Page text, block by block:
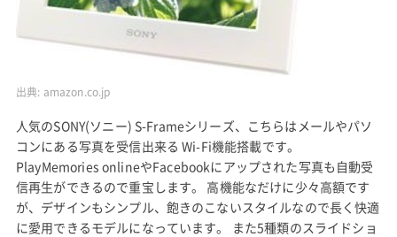
出典: amazon.co.jp
人気のSONY(ソニー) S-Frameシリーズ、こちらはメールやパソ
コンにある写真を受信出来る Wi-Fi機能搭載です。
PlayMemories onlineやFacebookにアップされた写真も自動受
信再生ができるので重宝します。 高機能なだけに少々高額です
が、デザインもシンプル、飽きのこないスタイルなので長く快適
に愛用できるモデルになっています。 また5種類のスライドショ